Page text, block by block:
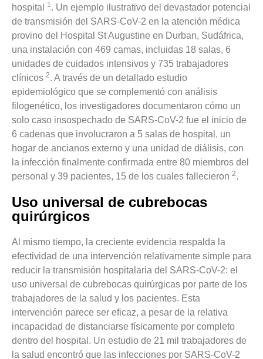
hospital
1. Un ejemplo ilustrativo del devastador potencial
de transmisión del SARS-CoV-2 en la atención médica
provino del Hospital St Augustine en Durban, Sudáfrica,
una instalación con 469 camas, incluidas 18 salas, 6
unidades de cuidados intensivos y 735 trabajadores
clínicos 2. A través de un detallado estudio
epidemiológico que se complementó con análisis
filogenético, los investigadores documentaron cómo un
solo caso insospechado de SARS-CoV-2 fue el inicio de
6 cadenas que involucraron a 5 salas de hospital, un
hogar de ancianos externo y una unidad de diálisis, con
la infección finalmente confirmada entre 80 miembros del
personal y 39 pacientes, 15 de los cuales fallecieron 2.
Uso universal de cubrebocas
quirúrgicos
Al mismo tiempo, la creciente evidencia respalda la
efectividad de una intervención relativamente simple para
reducir la transmisión hospitalaria del SARS-CoV-2: el
uso universal de cubrebocas quirúrgicas por parte de los
trabajadores de la salud y los pacientes. Esta
intervención parece ser eficaz, a pesar de la relativa
incapacidad de distanciarse físicamente por completo
dentro del hospital. Un estudio de 21 mil trabajadores de
la salud encontró que las infecciones por SARS-CoV-2